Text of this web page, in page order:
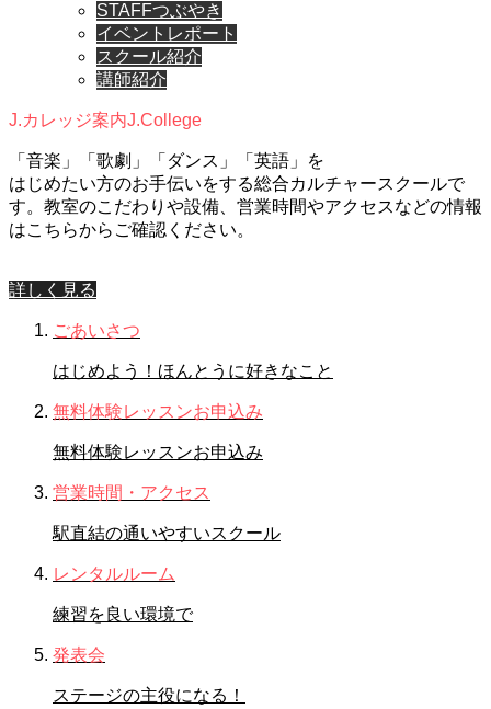
STAFFつぶやき
イベントレポート
スクール紹介
講師紹介
J.カレッジ案内J.College
「音楽」「歌劇」「ダンス」「英語」を
はじめたい方のお手伝いをする総合カルチャースクールで
す。教室のこだわりや設備、営業時間やアクセスなどの情報
はこちらからご確認ください。
詳しく見る
ごあいさつ
はじめよう！ほんとうに好きなこと
無料体験レッスンお申込み
無料体験レッスンお申込み
営業時間・アクセス
駅直結の通いやすいスクール
レンタルルーム
練習を良い環境で
発表会
ステージの主役になる！